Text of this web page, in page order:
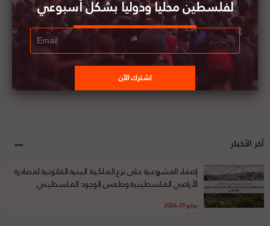
آخر الأخبار
إضفاء المشروعية على نزع الملكية: البنية القانونية لمصادرة
الأراضي الفلسطينية وطمس الوجود الفلسطيني
يوليو 29, 2026
لفلسطين محليا ودوليا بشكل أسبوعي